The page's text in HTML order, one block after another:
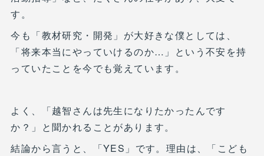
す。
今も「教材研究・開発」が大好きな僕としては、
「将来本当にやっていけるのか…」という不安を持
っていたことを今でも覚えています。
よく、「越智さんは先生になりたかったんです
か？」と聞かれることがあります。
結論から言うと、「YES」です。理由は、「こども